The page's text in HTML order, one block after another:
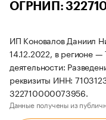
ОГРНИП:
ИП Коновалов Даниил
14.12.2022, в регионе —
деятельности:
реквизиты ИНН:
322710000073956.
Данные получены из